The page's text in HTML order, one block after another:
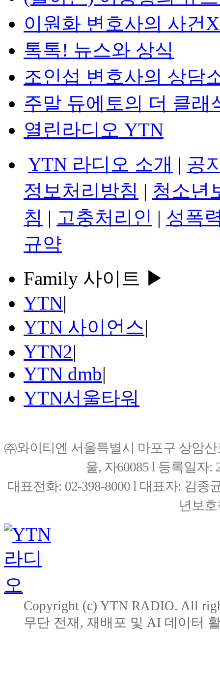
이원화 변호사의 사건
톡톡! 뉴스와 상식
조인섭 변호사의 상담
주말 듀에토의 더 클래
열린라디오 YTN
YTN 라디오 소개 | 공
정보처리방침 | 청소년
침 | 고충처리인 | 성폭
규약
Family 사이트 ▶
YTN|
YTN 사이언스|
YTN2|
YTN dmb|
YTN서울타워
㈜와이티엔 서울특별시 마포구 상암
울, 자60085 l 등록일자:
대표전화: 02-398-8000 l 대표자: 김종
년보
Copyright (c) YTN RADIO. All
무단 전재, 재배포 및 AI 데이터